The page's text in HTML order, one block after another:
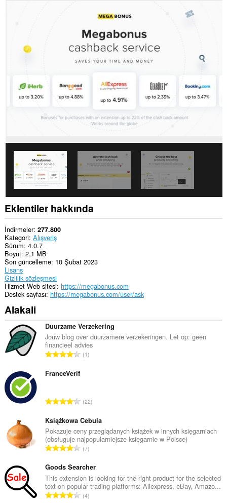
eklenti,
verilerinize
erişebilir.
display
them
you
in
the
system
tray.
Bu
eklenti,
sekmelerinize
ve
tarama
etkinliklerinize
erişebilir.
Eklentiler hakkında
İndirmeler 277.800
Kategori Alışveriş
Sürüm 4.0.7
Boyut 2,1 MB
Son güncelleme 10 Şubat 2023
Lisans
Gizlilik sözleşmesi
Hizmet Web sitesi https://megabonus.com
Destek sayfası https://megabonus.com/user/ask
Alakali
Duurzame Verzekering
Jouw blog over duurzamere verzekeringen. Let op: geen
financieel advies
T
p
m
y
s
a
y
ı
s
ı
:
1
FranceVerif
T
p
l
a
m
y
s
a
22
Książkowa Cebula
Pokazuje ceny przeglądanych książek w innych księgarniach
(obsługuje najpopularniejsze księgarnie w Polsce)
T
p
l
a
m
7
Goods Searcher
This extension is looking for the right product for the selected
text on popular trading platforms: Aliexpress, eBay, Amazo...
T4